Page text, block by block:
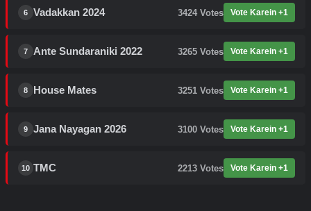
6 Vadakkan 2024 3424 Votes Vote Karein +1
7 Ante Sundaraniki 2022 3265 Votes Vote Karein +1
8 House Mates 3251 Votes Vote Karein +1
9 Jana Nayagan 2026 3100 Votes Vote Karein +1
10 TMC 2213 Votes Vote Karein +1